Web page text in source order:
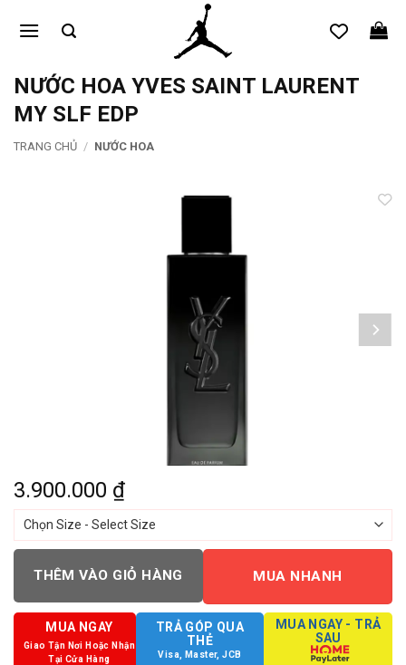
qua
dungNƯỚC HOA YVES SAINT LAURENT
MY SLF EDP
TRANG CHỦ / NƯỚC HOA
3.900.000 ₫
THÊM VÀO GIỎ HÀNG MUA NHANH
MUA NGAY
Giao Tận Nơi Hoặc Nhận
Tại Cửa Hàng
TRẢ GÓP QUA
THẺ
Visa, Master, JCB
MUA NGAY - TRẢ
SAU